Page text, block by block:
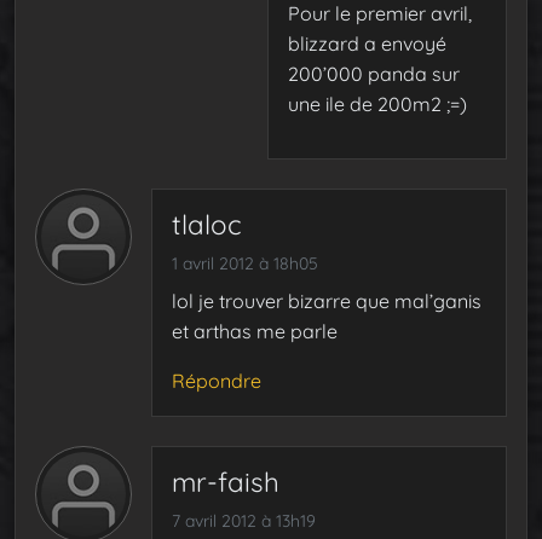
Pour le premier avril,
blizzard a envoyé
200’000 panda sur
une ile de 200m2 ;=)
tlaloc
1 avril 2012 à 18h05
lol je trouver bizarre que mal’ganis
et arthas me parle
Répondre
mr-faish
7 avril 2012 à 13h19